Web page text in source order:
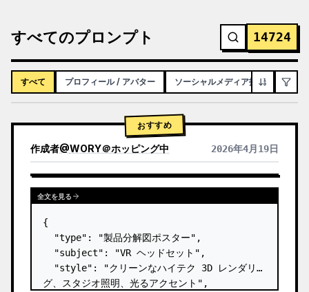
すべてのプロンプト 14724
すべて プロフィール / アバター ソーシャルメディア投稿 イン
おすすめ
作成者@WORY＠ホッピング中 2026年4月19日
全文を見る
{
  "type": "製品分解図ポスター",
  "subject": "VR ヘッドセット",
  "style": "クリーンなハイテク 3D レンダリン
グ、スタジオ照明、光るアクセント",